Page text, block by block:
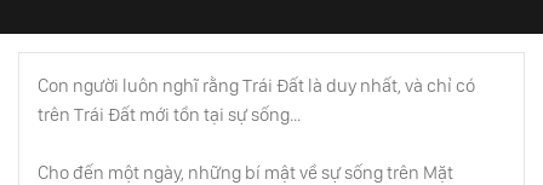
Người Ngoài Hành Tinh Nói Về Nhà Tù Mang
Con người luôn nghĩ rằng Trái Đất là duy nhất, và chỉ có
trên Trái Đất mới tồn tại sự sống...
Cho đến một ngày, những bí mật về sự sống trên Mặt